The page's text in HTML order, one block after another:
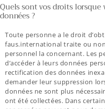
Quels sont vos droits lorsque
données ?
Toute personne a le droit
faus.international traite ou
personnel la concernant. Les
d’accéder à leurs données
rectification des données
demander leur suppression
données ne sont plus
ont été collectées. Dans